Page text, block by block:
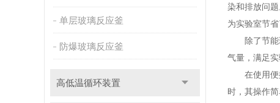
单层玻璃反应釜
防爆玻璃反应釜
高低温循环装置
染和排放问
为实验室节省
除了节能
气量，满足
在使用便捷
时，其操作